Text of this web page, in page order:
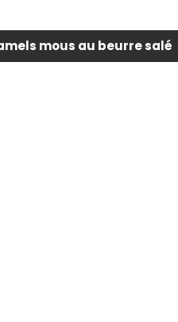
mous au beurre salé